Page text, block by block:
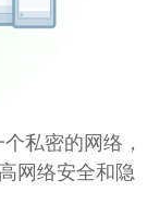
私密的网络，
网络安全和隐